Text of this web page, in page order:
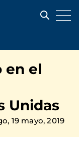
en el
Unidas
19 mayo, 2019